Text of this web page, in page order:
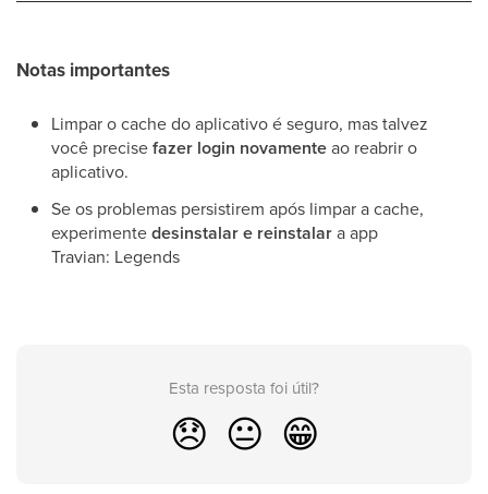
Notas importantes
Limpar o cache do aplicativo é seguro, mas talvez
você precisefazer login novamenteao reabrir o
aplicativo.
Se os problemas persistirem após limpar a cache,
experimentedesinstalar e reinstalara app
Travian: Legends
Esta resposta foi útil?
😞 😐 😁